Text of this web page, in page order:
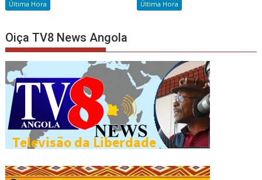
Última Hora Última Hora
Oiça TV8 News Angola